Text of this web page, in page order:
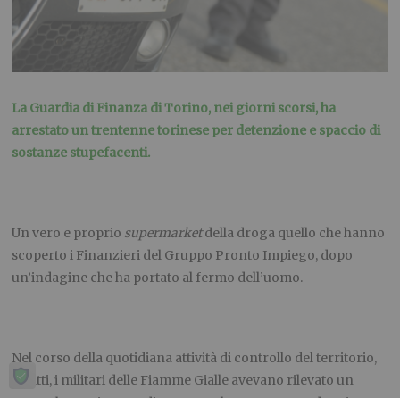
La Guardia di Finanza di Torino, nei giorni scorsi, ha
arrestato un trentenne torinese per detenzione e spaccio di
sostanze stupefacenti.
Un vero e proprio supermarketdella droga quello che hanno
scoperto i Finanzieri del Gruppo Pronto Impiego, dopo
un’indagine che ha portato al fermo dell’uomo.
Nel corso della quotidiana attività di controllo del territorio,
infatti, i militari delle Fiamme Gialle avevano rilevato un